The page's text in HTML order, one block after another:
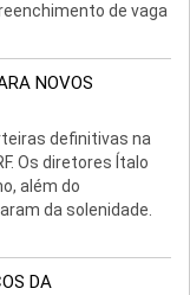
de vaga
NOVOS
definitivas na
Os diretores Ítalo
além do
da solenidade.
DA